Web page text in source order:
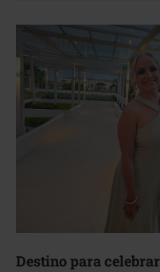
Destino para celebrar